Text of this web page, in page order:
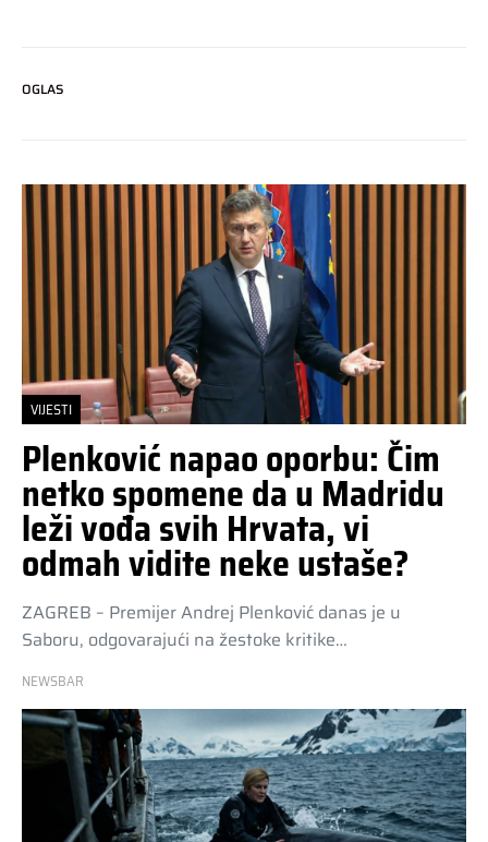
OGLAS
VIJESTI
Plenković napao oporbu: Čim
netko spomene da u Madridu
leži vođa svih Hrvata, vi
odmah vidite neke ustaše?
ZAGREB – Premijer Andrej Plenković danas je u
Saboru, odgovarajući na žestoke kritike…
NEWSBAR